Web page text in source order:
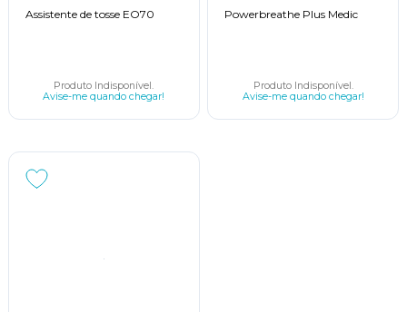
Assistente de tosse EO70
Produto Indisponível.
Avise-me quando chegar!
Powerbreathe Plus Medic
Produto Indisponível.
Avise-me quando chegar!